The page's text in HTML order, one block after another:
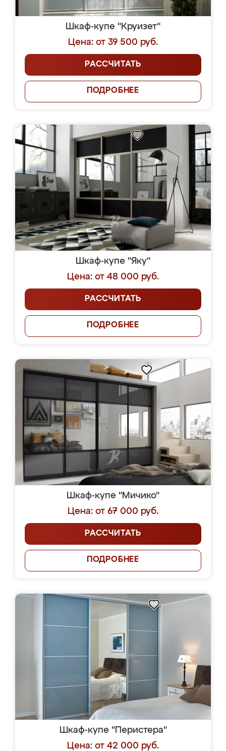
Шкаф-купе "Круизет"
Цена: от 39 500 руб.
РАССЧИТАТЬ
ПОДРОБНЕЕ
Шкаф-купе "Яку"
Цена: от 48 000 руб.
РАССЧИТАТЬ
ПОДРОБНЕЕ
Шкаф-купе "Мичико"
Цена: от 67 000 руб.
РАССЧИТАТЬ
ПОДРОБНЕЕ
Шкаф-купе "Перистера"
Цена: от 42 000 руб.